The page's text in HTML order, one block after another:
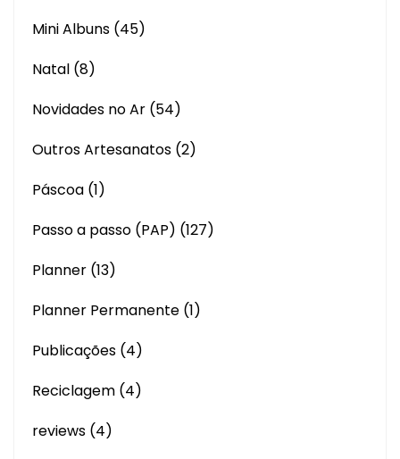
Mini Albuns (45)
Natal (8)
Novidades no Ar (54)
Outros Artesanatos (2)
Páscoa (1)
Passo a passo (PAP) (127)
Planner (13)
Planner Permanente (1)
Publicações (4)
Reciclagem (4)
reviews (4)